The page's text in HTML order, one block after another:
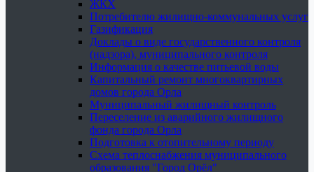
ЖКХ
Потребителю жилищно-коммунальных услуг
Газификация
Доклады о виде государственного контроля
(надзора), муниципального контроля
Информация о качестве питьевой воды
Капитальный ремонт многоквартирных
домов города Орла
Муниципальный жилищный контроль
Переселение из аварийного жилищного
фонда города Орла
Подготовка к отопительному периоду
Схема теплоснабжения муниципального
образования "Город Орёл"